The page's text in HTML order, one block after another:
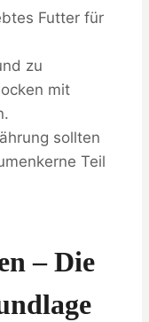
Futter für
zu
mit
sollten
Teil
– Die